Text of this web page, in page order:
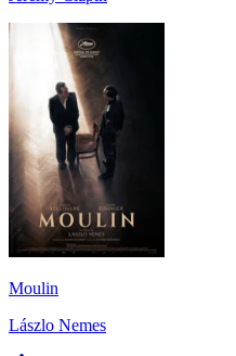
Moulin
Lászlo Nemes